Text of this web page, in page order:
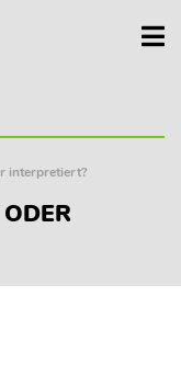
interpretiert?